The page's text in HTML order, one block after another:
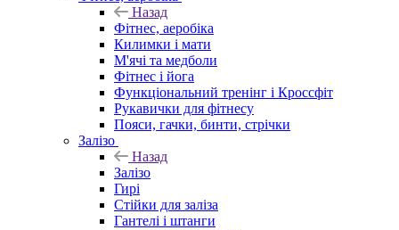
Назад
Фітнес, аеробіка
Килимки і мати
М'ячі та медболи
Фітнес і йога
Функціональний тренінг і Кроссфіт
Рукавички для фітнесу
Пояси, гачки, бинти, стрічки
Залізо
Назад
Залізо
Гирі
Стійки для заліза
Гантелі і штанги